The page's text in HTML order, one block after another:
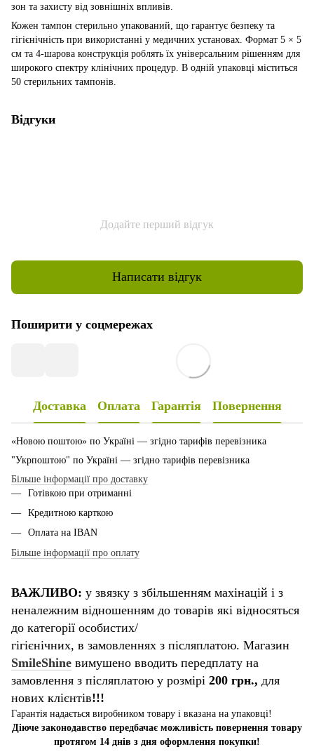
зон та захисту від зовнішніх впливів.
Кожен тампон стерильно упакований, що гарантує безпеку та
гігієнічність при використанні у медичних установах. Формат 5 × 5
см та 4-шарова конструкція роблять їх універсальним рішенням для
широкого спектру клінічних процедур. В одній упаковці міститься
50 стерильних тампонів.
Відгуки
Додайте перший відгук
Написати відгук
Поширити у соцмережах
Доставка Оплата Гарантія Повернення
«Новою поштою» по Україні — згідно тарифів перевізника
"Укрпоштою" по Україні — згідно тарифів перевізника
Більше інформації про доставку
Готівкою при отриманні
Кредитною карткою
Оплата на IBAN
Більше інформації про оплату
ВАЖЛИВО: у звязку з збільшенням махінацій і з
неналежним відношенням до товарів які відносяться
до категорії особистих/
гігієнічних, в замовленнях з післяплатою. Магазин
SmileShine вимушено вводить передплату на
замовлення з післяплатою у розмірі 200 грн., для
нових клієнтів!!!
Гарантія надається виробником товару і вказана на упаковці!
Діюче законодавство передбачає можливість повернення товару
протягом 14 днів з дня оформлення покупки!